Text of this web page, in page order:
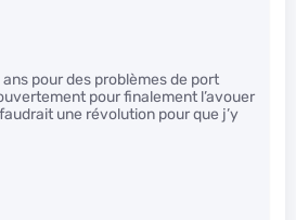
ans pour des problèmes de port
pour finalement l’avouer
une révolution pour que j’y